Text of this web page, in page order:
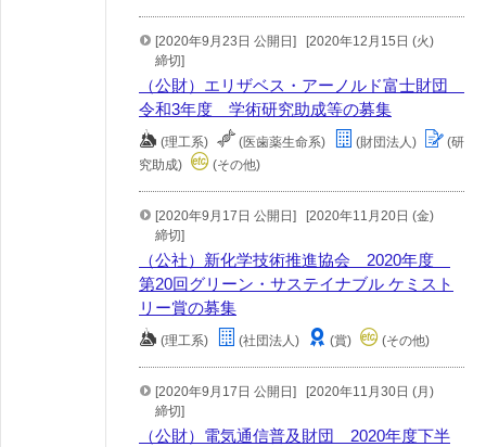
[2020年9月23日 公開日]
[2020年12月15日 (火)
締切]
（公財）エリザベス・アーノルド富士財団
令和3年度 学術研究助成等の募集
(理工系) (医歯薬生命系) (財団法人)
(研
究助成)
(その他)
[2020年9月17日 公開日]
[2020年11月20日 (金)
締切]
（公社）新化学技術推進協会 2020年度
第20回グリーン・サステイナブル ケミスト
リー賞の募集
(理工系) (社団法人) (賞) (その他)
[2020年9月17日 公開日]
[2020年11月30日 (月)
締切]
（公財）電気通信普及財団 2020年度下半